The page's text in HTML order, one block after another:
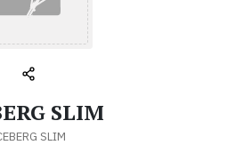
SLIM
SLIM